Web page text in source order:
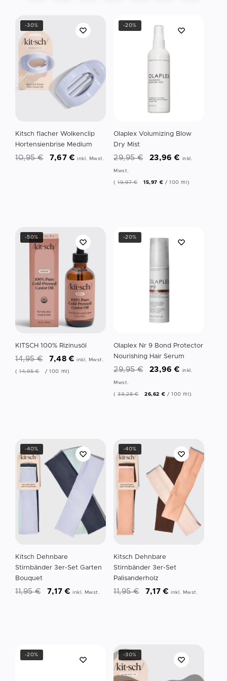
-30%
Kitsch flacher Wolkenclip
Hortensienbrise Medium
10,95€ 7,67€ inkl. Mwst.
-20%
Olaplex Volumizing Blow
Dry Mist
29,95€ 23,96€ inkl.
Mwst.
(19,97€ 15,97€ /100 ml )
-50%
KITSCH 100% Rizinusöl
14,95€ 7,48€ inkl. Mwst.
(14,95€ /100 ml )
-20%
Olaplex Nr 9 Bond Protector
Nourishing Hair Serum
29,95€ 23,96€ inkl.
Mwst.
(33,28€ 26,62€ /100 ml )
-40%
Kitsch Dehnbare
Stirnbänder 3er-Set Garten
Bouquet
11,95€ 7,17€ inkl. Mwst.
-40%
Kitsch Dehnbare
Stirnbänder 3er-Set
Palisanderholz
11,95€ 7,17€ inkl. Mwst.
-20% -30%